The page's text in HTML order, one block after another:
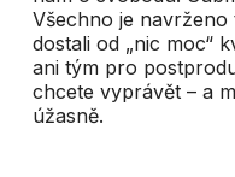
Všechno je
dostali od „nic moc“
ani tým pro
chcete vyprávět – a
úžasně.